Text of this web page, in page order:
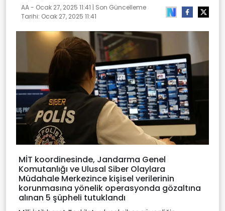
AA - Ocak 27, 2025 11:41 | Son Güncelleme
Tarihi: Ocak 27, 2025 11:41
MİT koordinesinde, Jandarma Genel
Komutanlığı ve Ulusal Siber Olaylara
Müdahale Merkezince kişisel verilerinin
korunmasına yönelik operasyonda gözaltına
alınan 5 şüpheli tutuklandı